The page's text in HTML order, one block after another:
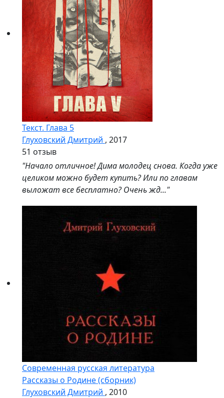
Текст. Глава 5
Глуховский Дмитрий , 2017
51 отзыв
"Начало отличное! Дима молодец снова. Когда уже
целиком можно будет купить? Или по главам
выложат все бесплатно? Очень жд..."
Современная русская литература
Рассказы о Родине (сборник)
Глуховский Дмитрий , 2010